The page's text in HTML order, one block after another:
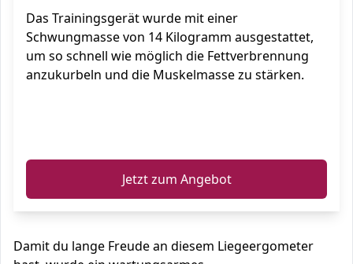
ergonomischer Sitzkomfort
Das Trainingsgerät wurde mit einer
Schwungmasse von 14 Kilogramm ausgestattet,
um so schnell wie möglich die Fettverbrennung
anzukurbeln und die Muskelmasse zu stärken.
Jetzt zum Angebot
Damit du lange Freude an diesem Liegeergometer